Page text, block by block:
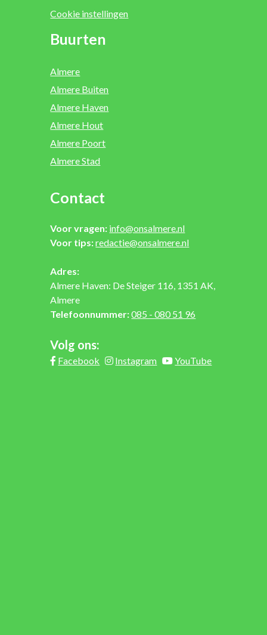
Cookie instellingen
Buurten
Almere
Almere Buiten
Almere Haven
Almere Hout
Almere Poort
Almere Stad
Contact
Voor vragen: info@onsalmere.nl
Voor tips:redactie@onsalmere.nl
Adres:
Almere Haven: De Steiger 116, 1351 AK,
Almere
Telefoonnummer:085 - 080 51 96
Volg ons:
Facebook Instagram YouTube